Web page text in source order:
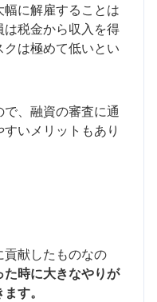
に解雇することは
税金から収入を得
は極めて低いとい
、融資の審査に通
いメリットもあり
貢献したものなの
時に大きなやりが
す。